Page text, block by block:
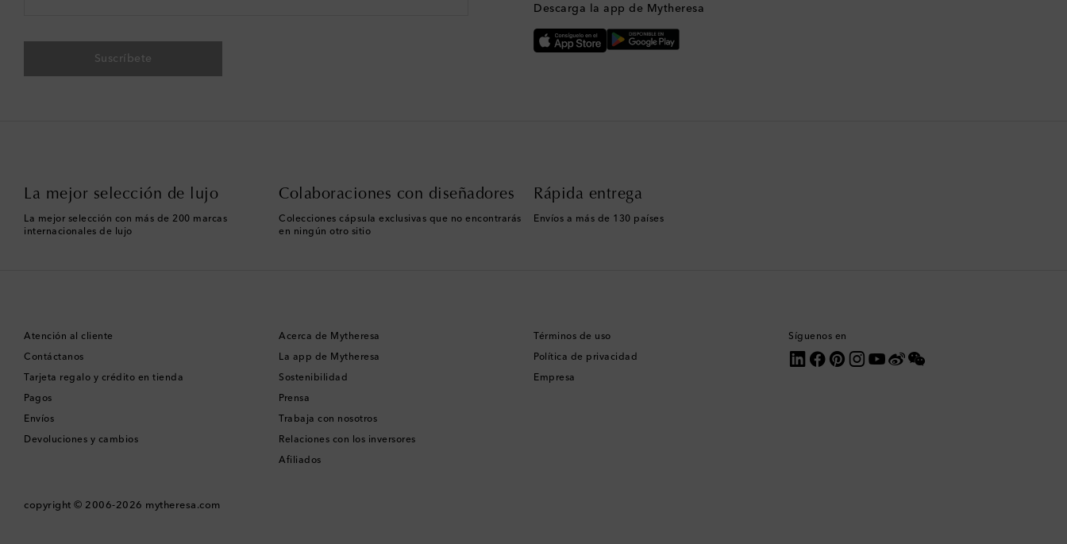
Suscríbete
Descarga la app de Mytheresa
La mejor selección de lujo
La mejor selección con más de 200 marcas
internacionales de lujo
Colaboraciones con diseñadores
Colecciones cápsula exclusivas que no encontrarás
en ningún otro sitio
Rápida entrega
Envíos a más de 130 países
Atención al cliente
Contáctanos
Tarjeta regalo y crédito en tienda
Pagos
Envíos
Devoluciones y cambios
Acerca de Mytheresa
La app de Mytheresa
Sostenibilidad
Prensa
Trabaja con nosotros
Relaciones con los inversores
Afiliados
Términos de uso
Política de privacidad
Empresa
Síguenos en
copyright © 2006-2026 mytheresa.com
Dinamarca
Dominica